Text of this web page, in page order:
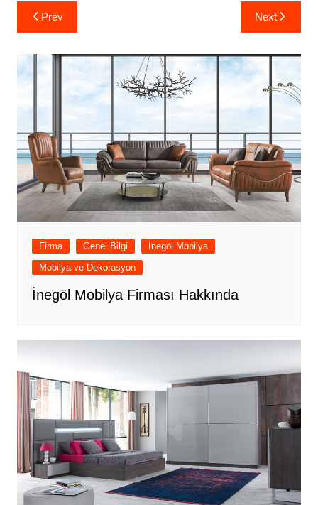
Yazı
gezinmesi
Prev Next
Firma Genel Bilgi
İnegöl Mobilya
Mobilya ve Dekorasyon
İnegöl Mobilya Firması Hakkında